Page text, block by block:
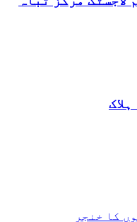
کا خنجر